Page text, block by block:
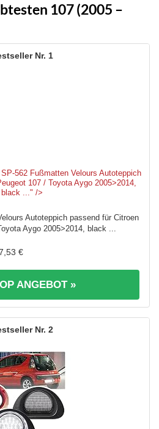
107 (2005 –
1
562 Fußmatten Velours Autoteppich
107 / Toyota Aygo 2005>2014,
black ..." />
Autoteppich passend für Citroen
Aygo 2005>2014, black ...
€
ANGEBOT »
2